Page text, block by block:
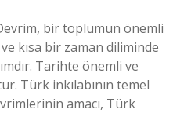
bir toplumun önemli
kısa bir zaman diliminde
Tarihte önemli ve
Türk inkılabının temel
amacı, Türk